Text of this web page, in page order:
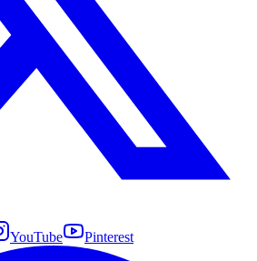
YouTube Pinterest